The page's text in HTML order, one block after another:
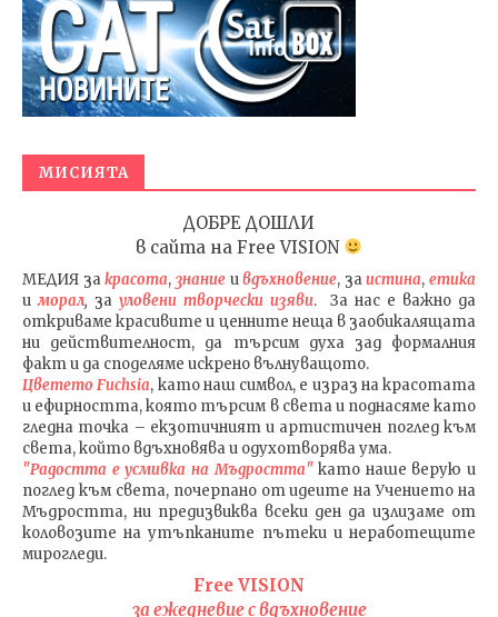
МИСИЯТА
ДОБРЕ ДОШЛИ
в сайта на Free VISION
МЕДИЯ закрасота, знаниеивдъхновение, заистина, етика
иморал, за уловени творчески изяви. За нас е важно да
откриваме красивите и ценните неща в заобикалящата
ни действителност, да търсим духа зад формалния
факт и да споделяме искрено вълнуващото.
Цветето Fuchsia, като наш символ, е израз на красотата
и ефирността, която търсим в света и поднасяме като
гледна точка – екзотичният и артистичен поглед към
света, който вдъхновява и одухотворява ума.
"Радостта е усмивка на Мъдростта"като наше верую и
поглед към света, почерпано от идеите на Учението на
Мъдростта, ни предизвиква всеки ден да излизаме от
коловозите на утъпканите пътеки и неработещите
мирогледи.
Free VISION
за ежедневие с вдъхновение